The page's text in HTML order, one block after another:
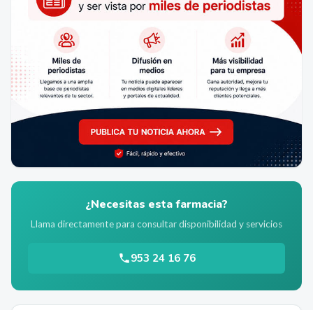
¿Necesitas esta farmacia?
Llama directamente para consultar disponibilidad y servicios
953 24 16 76